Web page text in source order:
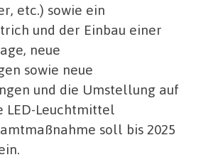
etc.) sowie ein
und der Einbau einer
neue
sowie neue
und die Umstellung auf
LED-Leuchtmittel
soll bis 2025